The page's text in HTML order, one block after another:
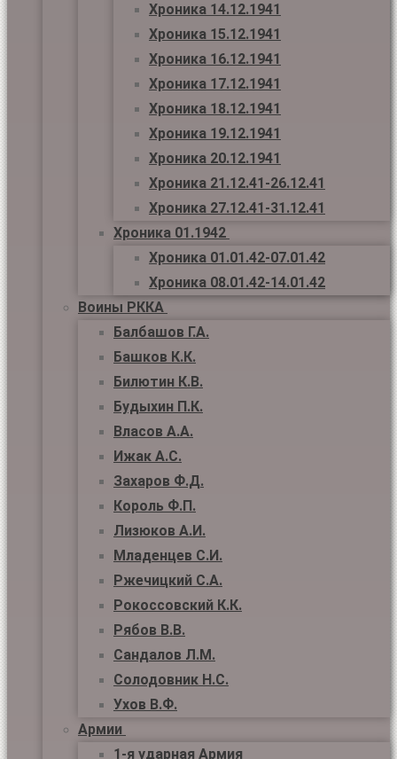
Хроника 14.12.1941
Хроника 15.12.1941
Хроника 16.12.1941
Хроника 17.12.1941
Хроника 18.12.1941
Хроника 19.12.1941
Хроника 20.12.1941
Хроника 21.12.41-26.12.41
Хроника 27.12.41-31.12.41
Хроника 01.1942
Хроника 01.01.42-07.01.42
Хроника 08.01.42-14.01.42
Воины РККА
Балбашов Г.А.
Башков К.К.
Билютин К.В.
Будыхин П.К.
Власов А.А.
Ижак А.С.
Захаров Ф.Д.
Король Ф.П.
Лизюков А.И.
Младенцев С.И.
Ржечицкий С.А.
Рокоссовский К.К.
Рябов В.В.
Сандалов Л.М.
Солодовник Н.С.
Ухов В.Ф.
Армии
1-я ударная Армия